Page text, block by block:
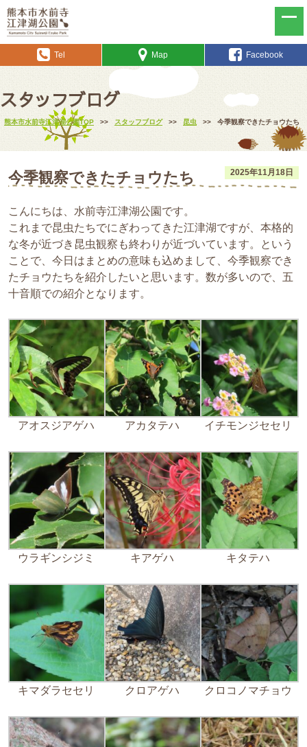
Tel Map Facebook
スタッフブログ
熊本市水前寺江津湖公園TOP >> スタッフブログ >> 昆虫 >> 今季観察できたチョウたち
2025年11月18日
今季観察できたチョウたち
こんにちは、水前寺江津湖公園です。
これまで昆虫たちでにぎわってきた江津湖ですが、本格的
な冬が近づき昆虫観察も終わりが近づいています。という
ことで、今日はまとめの意味も込めまして、今季観察でき
たチョウたちを紹介したいと思います。数が多いので、五
十音順での紹介となります。
アオスジアゲハ アカタテハ イチモンジセセリ
ウラギンシジミ キアゲハ キタテハ
キマダラセセリ クロアゲハ クロコノマチョウ